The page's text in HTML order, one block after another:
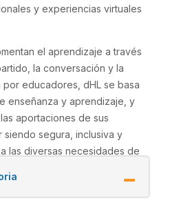
y experiencias virtuales
el aprendizaje a través
la conversación y la
educadores, dHL se basa
enseñanza y aprendizaje, y
aportaciones de sus
siendo segura, inclusiva y
las diversas necesidades de